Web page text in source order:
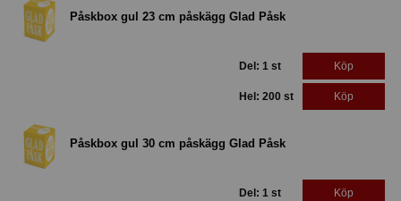
Påskbox gul 23 cm påskägg Glad Påsk
Del: 1 st Köp
Hel: 200 st Köp
Påskbox gul 30 cm påskägg Glad Påsk
Del: 1 st Köp